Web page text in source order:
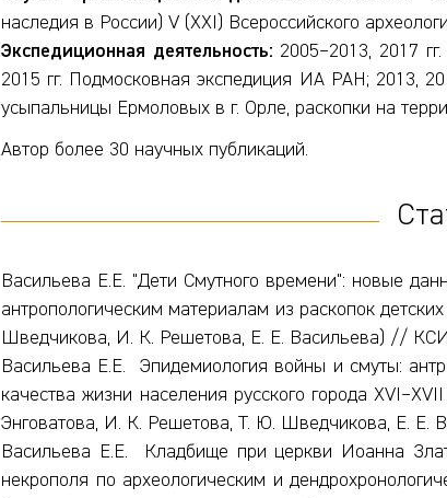
наследия в России) V (XXI) Всероссийского
Экспедиционная деятельность: 2005–2013, 2017
2015 гг. Подмосковная экспедиция ИА РАН; 2013,
усыпальницы Ермоловых в г. Орле, раскопки на
Автор более 30 научных публикаций.
Васильева Е.Е. "Дети Смутного времени": новые
антропологическим материалам из раскопок
Шведчикова, И. К. Решетова, Е. Е. Васильева) //
Васильева Е.Е. Эпидемиология войны и смуты:
качества жизни населения русского города
Энговатова, И. К. Решетова, Т. Ю. Шведчикова, Е.
Васильева Е.Е. Кладбище при церкви Иоанна
некрополя по археологическим и